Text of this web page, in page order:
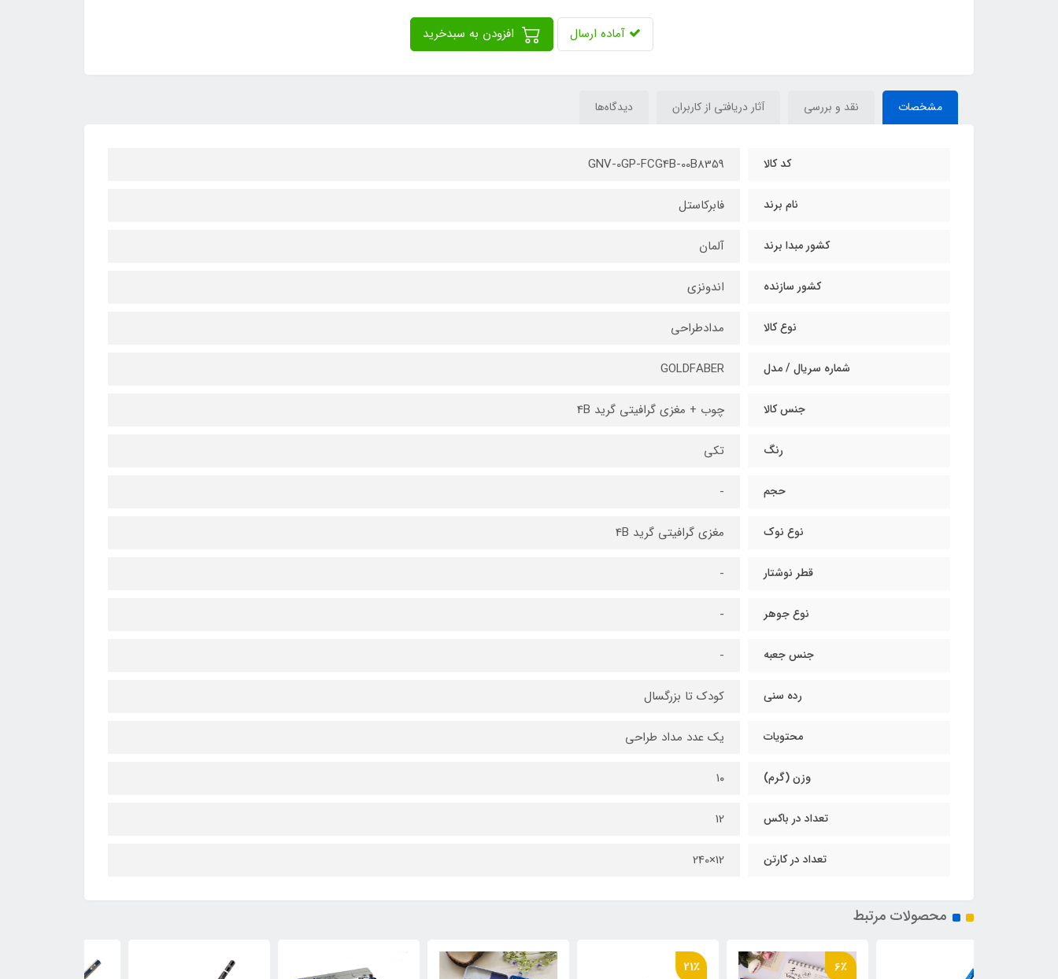
آماده ارسال
مشخصات نقد و بررسی آثار دریافتی از کاربران دیدگاه‌ها
کد کالا GNV-0GP-FCG4B-00B8359
نام برند فابرکاستل
کشور مبدا برند آلمان
کشور سازنده اندونزی
نوع کالا مدادطراحی
شماره سریال / مدل GOLDFABER
جنس کالا چوب + مغزی گرافیتی گرید 4B
رنگ تکی
حجم -
نوع نوک مغزی گرافیتی گرید 4B
قطر نوشتار -
نوع جوهر -
جنس جعبه -
رده سنی کودک تا بزرگسال
محتویات یک عدد مداد طراحی
وزن (گرم) ۱۰
تعداد در باکس 12
تعداد در کارتن 12×240
محصولات مرتبط
21٪